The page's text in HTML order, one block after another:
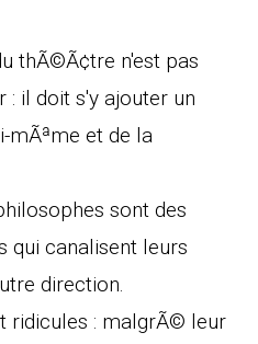
thÃ©Ã¢tre n'est pas
il doit s'y ajouter un
mÃªme et de la
sont des
qui canalisent leurs
direction.
ridicules : malgrÃ© leur